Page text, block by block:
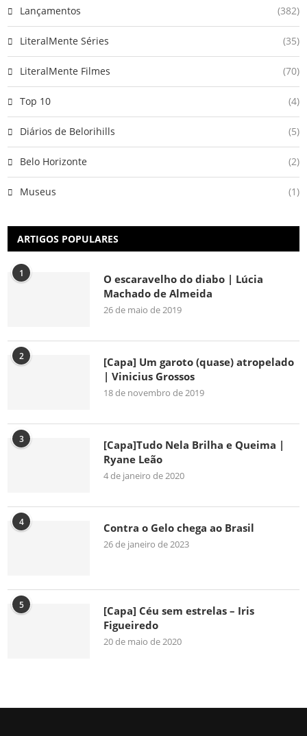
Lançamentos (382)
LiteralMente Séries (35)
LiteralMente Filmes (70)
Top 10 (4)
Diários de Belorihills (5)
Belo Horizonte (2)
Museus (1)
ARTIGOS POPULARES
1
O escaravelho do diabo | Lúcia
Machado de Almeida
26 de maio de 2019
2
[Capa] Um garoto (quase) atropelado
| Vinicius Grossos
18 de novembro de 2019
3
[Capa]Tudo Nela Brilha e Queima |
Ryane Leão
4 de janeiro de 2020
4 Contra o Gelo chega ao Brasil
26 de janeiro de 2023
5
[Capa] Céu sem estrelas – Iris
Figueiredo
20 de maio de 2020